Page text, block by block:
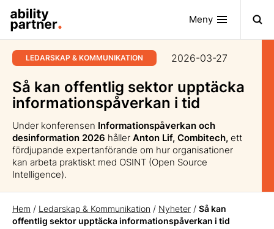
Meny
LEDARSKAP & KOMMUNIKATION 2026-03-27
Så kan offentlig sektor upptäcka
informationspåverkan i tid
Under konferensen Informationspåverkan och
desinformation 2026 håller Anton Lif, Combitech, ett
fördjupande expertanförande om hur organisationer
kan arbeta praktiskt med OSINT (Open Source
Intelligence).
Hem / Ledarskap & Kommunikation / Nyheter / Så kan
offentlig sektor upptäcka informationspåverkan i tid